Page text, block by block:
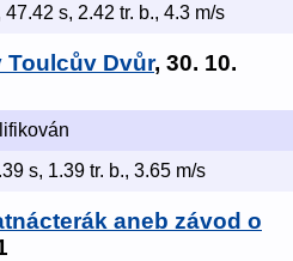
47.42 s, 2.42 tr. b., 4.3 m/s
Toulcův Dvůr, 30. 10.
s, 1.39 tr. b., 3.65 m/s
aneb závod o